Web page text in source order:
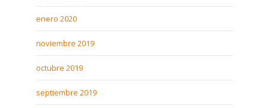
enero 2020
noviembre 2019
octubre 2019
septiembre 2019